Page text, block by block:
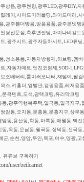
방음,광주썬팅,광주LED,광주DIY,
레이,사이드미러폴딩,와이드미러,
,광주휀더방음,방음용품,광주본넷
팅전문점,측후면썬팅,아이나비칼
,광주시트,광주자동차시트,LED튜
,청소용품,자동차방향제,허브링,맴
,자동차매트,엔진코팅제,SOD-
조배터리,룸미러모니터,재털이,팔
스,키홀더,옆발판,캠핑용품,레저용
콕덴트,도색,광택코팅,유리막코팅
동,광주역행복주택,일곡동,일곡지구
암동,오치동,문흥동,문흥지구,상무
암동,용산동,학동,마륵동,매월동,벽
동,옥동,운남동,월곡동,장덕동,진곡
군,순천,영암,무안,목포,여수,영광,
유튜브 구독하기
user/zeilcarnet